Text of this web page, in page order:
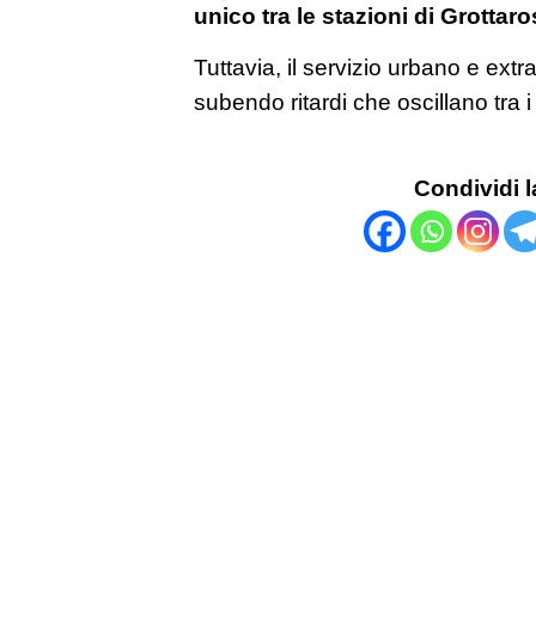
unico tra le stazioni di
Tuttavia, il servizio urbano e
subendo ritardi che oscillano tra
Condividi